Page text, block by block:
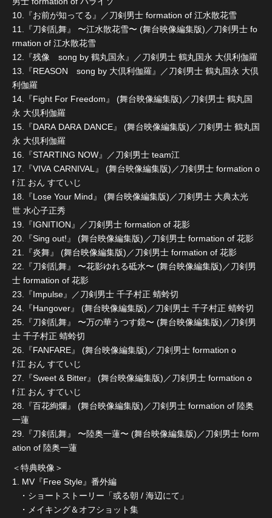
10.『お前が知ってる』／刀剣男士 formation of 江水散花雪
11.『刀剣乱舞』 〜江水散花雪〜 (舞台映像編集版)／刀剣男士 fo
rmation of 江水散花雪
12.『残像 song by 鶴丸国永』／刀剣男士 鶴丸国永 大倶利伽羅
13.『REASON song by 大倶利伽羅』／刀剣男士 鶴丸国永 大倶
利伽羅
14.『Fight For Freedom』 (舞台映像編集版)／刀剣男士 鶴丸国
永 大倶利伽羅
15.『DARA DARA DANCE』 (舞台映像編集版)／刀剣男士 鶴丸国
永 大倶利伽羅
16.『STARTING NOW』／刀剣男士 team江
17.『VIVA CARNIVAL』 (舞台映像編集版)／刀剣男士 formation o
f 江 おん すていじ
18.『Lose Your Mind』 (舞台映像編集版)／刀剣男士 大典太光
世 水心子正秀
19.『IGNITION』／刀剣男士 formation of 花影
20.『Sing out!』 (舞台映像編集版)／刀剣男士 formation of 花影
21.『炎舞』 (舞台映像編集版)／刀剣男士 formation of 花影
22.『刀剣乱舞』 〜花影ゆれる砥水〜 (舞台映像編集版)／刀剣男
士 formation of 花影
23.『Impulse』／刀剣男士 千子村正 蜻蛉切
24.『Hangover』 (舞台映像編集版)／刀剣男士 千子村正 蜻蛉切
25.『刀剣乱舞』 〜万の華うつす鏡〜 (舞台映像編集版)／刀剣男
士 千子村正 蜻蛉切
26.『FANFARE』 (舞台映像編集版)／刀剣男士 formation o
f 江 おん すていじ
27.『Sweet & Bitter』 (舞台映像編集版)／刀剣男士 formation o
f 江 おん すていじ
28.『百花絢爛』 (舞台映像編集版)／刀剣男士 formation of 陸奥
一蓮
29.『刀剣乱舞』 〜陸奥一蓮〜 (舞台映像編集版)／刀剣男士 form
ation of 陸奥一蓮
＜特典映像＞
1. MV『Free Style』番外編
・ショートストーリー「或る朝 / 海辺にて」
・メイキング＆オフショット集